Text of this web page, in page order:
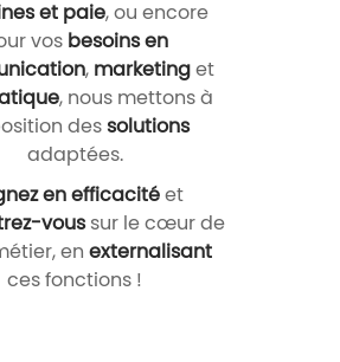
et paie, ou encore
vos besoins en
, marketing et
, nous mettons à
des solutions
adaptées.
en efficacité et
voussur le cœur de
en externalisant
ces fonctions !